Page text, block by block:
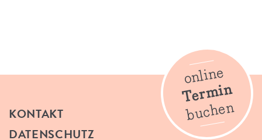
KONTAKT
DATENSCHUTZ
online
Termin
buchen